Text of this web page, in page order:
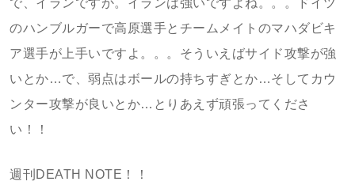
で、イランですか。イランは強いですよね。。。ドイツ
のハンブルガーで高原選手とチームメイトのマハダビキ
ア選手が上手いですよ。。。そういえばサイド攻撃が強
いとか…で、弱点はボールの持ちすぎとか…そしてカウ
ンター攻撃が良いとか…とりあえず頑張ってくださ
い！！
週刊DEATH NOTE！！